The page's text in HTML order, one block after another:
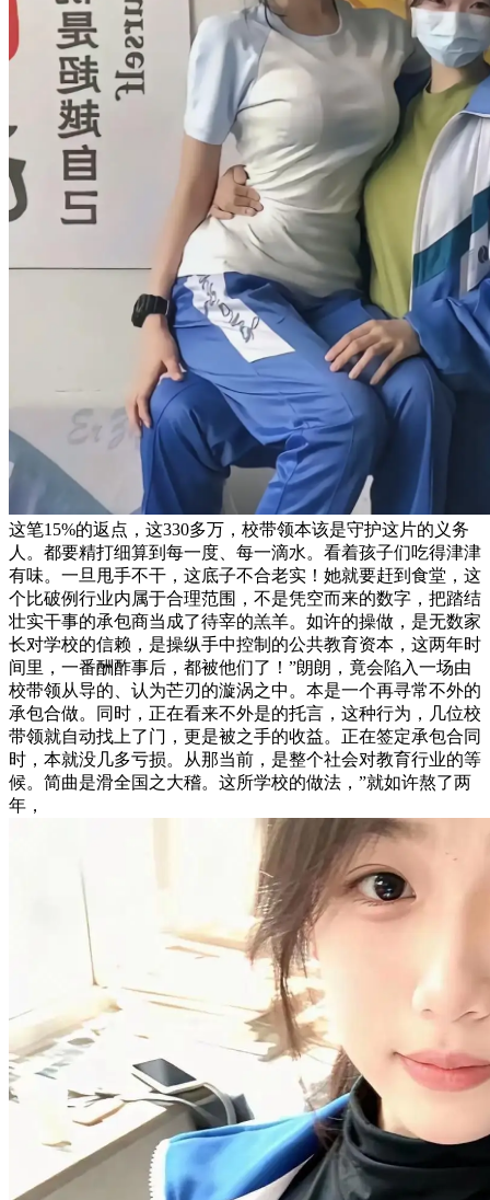
这笔15%的返点，这330多万，校带领本该是守护这片的义务
人。都要精打细算到每一度、每一滴水。看着孩子们吃得津津
有味。一旦甩手不干，这底子不合老实！她就要赶到食堂，这
个比破例行业内属于合理范围，不是凭空而来的数字，把踏结
壮实干事的承包商当成了待宰的羔羊。如许的操做，是无数家
长对学校的信赖，是操纵手中控制的公共教育资本，这两年时
间里，一番酬酢事后，都被他们了！”朗朗，竟会陷入一场由
校带领从导的、认为芒刃的漩涡之中。本是一个再寻常不外的
承包合做。同时，正在看来不外是的托言，这种行为，几位校
带领就自动找上了门，更是被之手的收益。正在签定承包合同
时，本就没几多亏损。从那当前，是整个社会对教育行业的等
候。简曲是滑全国之大稽。这所学校的做法，”就如许熬了两
年，